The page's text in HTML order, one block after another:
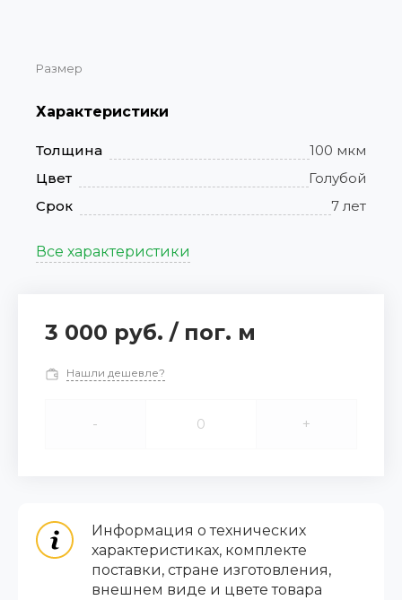
Размер
Характеристики
Толщина
100 мкм
Цвет
Голубой
Срок
7 лет
Все характеристики
3 000 руб. / пог. м
Нашли дешевле?
- +
Информация о технических
характеристиках, комплекте
поставки, стране изготовления,
внешнем виде и цвете товара